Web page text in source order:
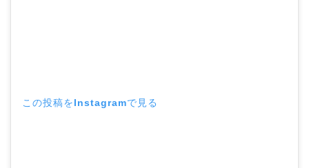
この投稿をInstagramで見る